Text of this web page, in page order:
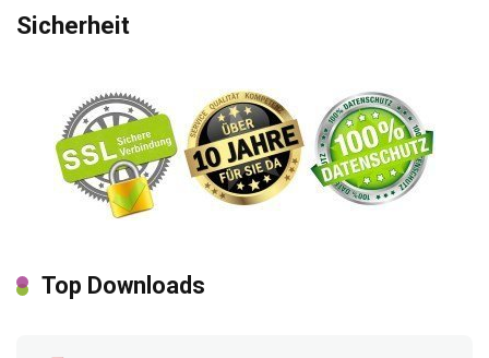
Sicherheit
Top Downloads